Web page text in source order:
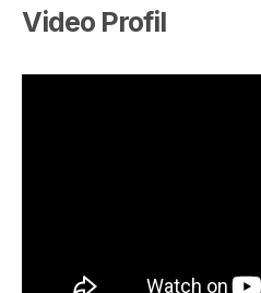
Video Profil